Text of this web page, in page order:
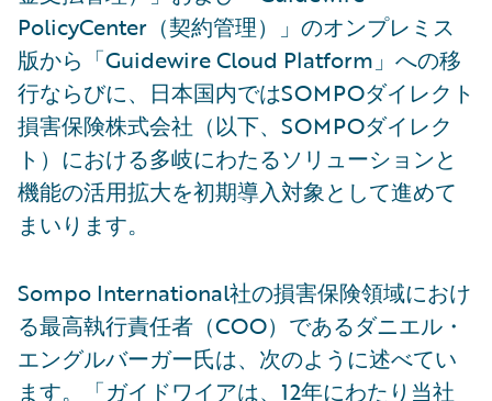
PolicyCenter（契約管理）」のオンプレミス
版から「Guidewire Cloud Platform」への移
行ならびに、日本国内ではSOMPOダイレクト
損害保険株式会社（以下、SOMPOダイレク
ト）における多岐にわたるソリューションと
機能の活用拡大を初期導入対象として進めて
まいります。
Sompo International社の損害保険領域におけ
る最高執行責任者（COO）であるダニエル・
エングルバーガー氏は、次のように述べてい
ます。「ガイドワイアは、12年にわたり当社